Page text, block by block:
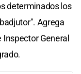
determinados los
Agrega
General